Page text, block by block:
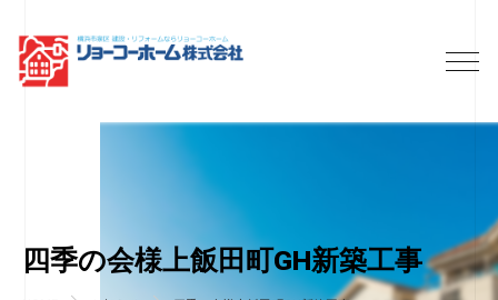
四季の会様上飯田町GH新築工事